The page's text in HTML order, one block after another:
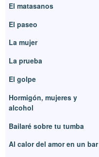
El matasanos
El paseo
La mujer
La prueba
El golpe
Hormigón, mujeres y
alcohol
Bailaré sobre tu tumba
Al calor del amor en un bar